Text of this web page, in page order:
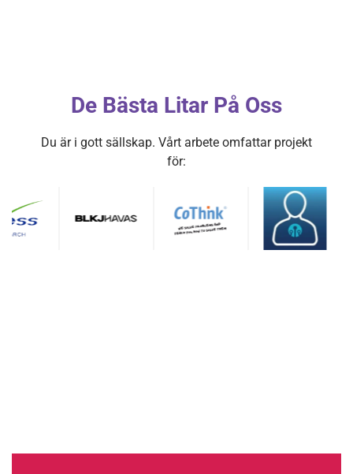
De Bästa Litar På Oss
Du är i gott sällskap. Vårt arbete omfattar projekt
för: